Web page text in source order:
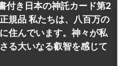
付き日本の神託カード第2
規品 私たちは、八百万の
住んでいます。神々が私
る大いなる叡智を感じて